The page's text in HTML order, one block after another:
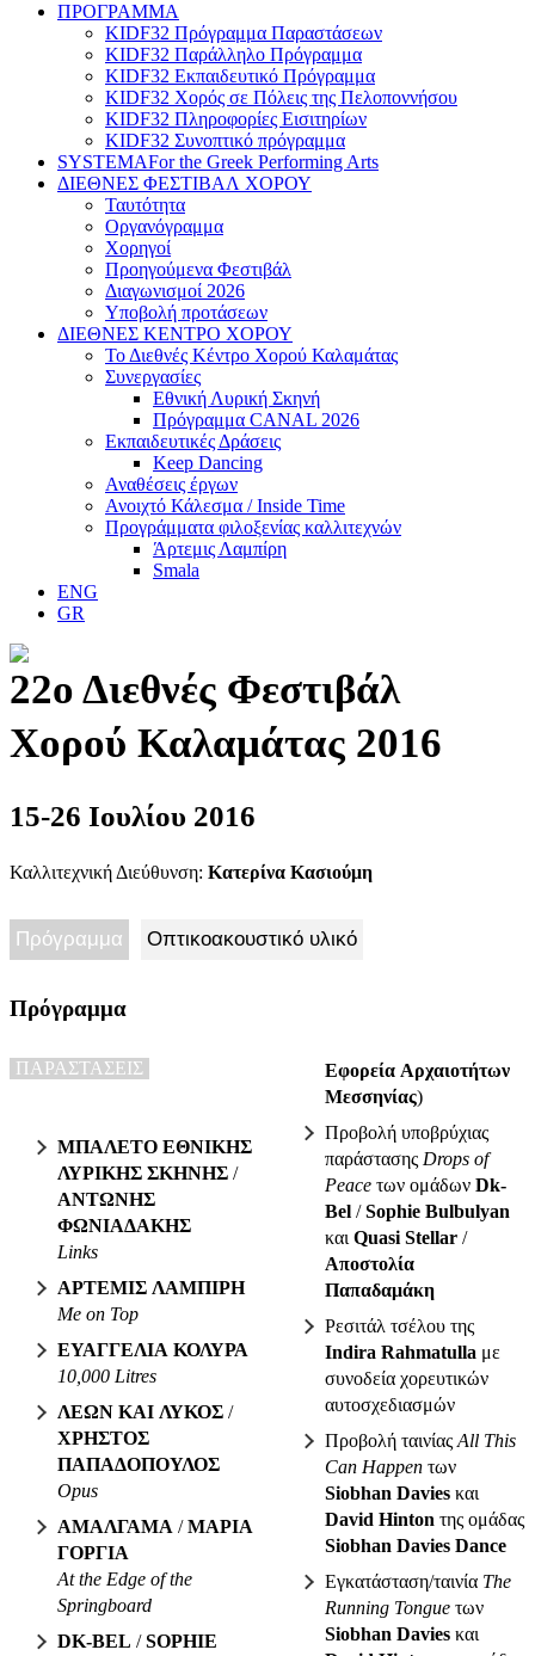
ΠΡΟΓΡΑΜΜΑ
KIDF32 Πρόγραμμα Παραστάσεων
KIDF32 Παράλληλο Πρόγραμμα
KIDF32 Εκπαιδευτικό Πρόγραμμα
KIDF32 Χορός σε Πόλεις της Πελοποννήσου
KIDF32 Πληροφορίες Εισιτηρίων
KIDF32 Συνοπτικό πρόγραμμα
SYSTEMAFor the Greek Performing Arts
ΔΙΕΘΝΕΣ ΦΕΣΤΙΒΑΛ ΧΟΡΟΥ
Ταυτότητα
Οργανόγραμμα
Χορηγοί
Προηγούμενα Φεστιβάλ
Διαγωνισμοί 2026
Υποβολή προτάσεων
ΔΙΕΘΝΕΣ ΚΕΝΤΡΟ ΧΟΡΟΥ
Το Διεθνές Κέντρο Χορού Καλαμάτας
Συνεργασίες
Εθνική Λυρική Σκηνή
Πρόγραμμα CANAL 2026
Εκπαιδευτικές Δράσεις
Keep Dancing
Αναθέσεις έργων
Ανοιχτό Κάλεσμα / Inside Time
Προγράμματα φιλοξενίας καλλιτεχνών
Άρτεμις Λαμπίρη
Smala
ENG
GR
22ο Διεθνές Φεστιβάλ
Χορού Καλαμάτας 2016
15-26 Ιουλίου 2016
Καλλιτεχνική Διεύθυνση: Κατερίνα Κασιούμη
Πρόγραμμα Οπτικοακουστικό υλικό
Πρόγραμμα
ΠΑΡΑΣΤΑΣΕΙΣ
ΜΠΑΛΕΤΟ ΕΘΝΙΚΗΣ
ΛΥΡΙΚΗΣ ΣΚΗΝΗΣ /
ΑΝΤΩΝΗΣ
ΦΩΝΙΑΔΑΚΗΣ
Links
ΑΡΤΕΜΙΣ ΛΑΜΠΙΡΗ
Μe on Top
ΕΥΑΓΓΕΛΙΑ ΚΟΛΥΡΑ
10,000 Litres
ΛΕΩΝ ΚΑΙ ΛΥΚΟΣ /
ΧΡΗΣΤΟΣ
ΠΑΠΑΔΟΠΟΥΛΟΣ
Opus
ΑΜΑΛΓΑΜΑ /ΜΑΡΙΑ
ΓΟΡΓΙΑ
At the Edge of the
Springboard
DK-BEL /SOPHIE
Εφορεία Αρχαιοτήτων
Μεσσηνίας)
Προβολή υποβρύχιας
παράστασης Drops of
Peace των ομάδων Dk-
Bel /Sophie Bulbulyan
και Quasi Stellar /
Αποστολία
Παπαδαμάκη
Ρεσιτάλ τσέλου της
Indira Rahmatulla με
συνοδεία χορευτικών
αυτοσχεδιασμών
Προβολή ταινίας All This
Can Happen των
Siobhan Davies και
David Hinton της ομάδας
Siobhan Davies Dance
Εγκατάσταση/ταινία The
Running Tongue των
Siobhan Davies και